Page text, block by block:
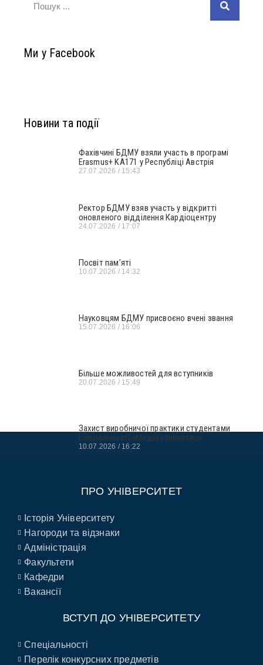
Ми у Facebook
Новини та події
Фахівчині БДМУ взяли участь в програмі
Erasmus+ KA171 у Республіці Австрія
27.07.2026 15:43
Ректор БДМУ взяв участь у відкритті
оновленого відділення Кардіоцентру
24.07.2026 17:07
Посвіт пам’яті
10.07.2026 14:32
Науковцям БДМУ присвоєно вчені звання
15.07.2026 16:06
Більше можливостей для вступників
20.07.2026 15:49
Захист виробничої практики студентами
спеціальності «Медсестринство»
10.07.2026 16:22
ПРО УНІВЕРСИТЕТ
Історія Університету
Нагороди та відзнаки
Адміністрація
Факультети
Кафедри
Вакансії
ВСТУП ДО УНІВЕРСИТЕТУ
Спеціальності
Перелік конкурсних предметів